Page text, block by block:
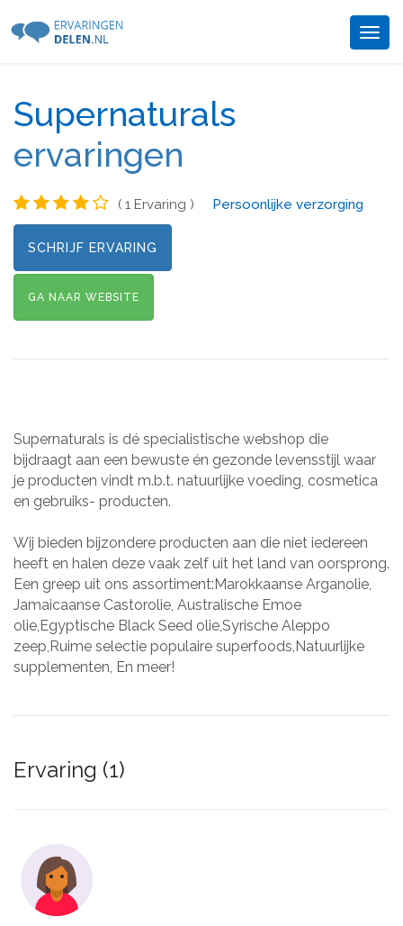
Supernaturals
ervaringen
( 1 Ervaring ) Persoonlijke verzorging
SCHRIJF ERVARING
GA NAAR WEBSITE
Supernaturals is dé specialistische webshop die
bijdraagt aan een bewuste én gezonde levensstijl waar
je producten vindt m.b.t. natuurlijke voeding, cosmetica
en gebruiks- producten.
Wij bieden bijzondere producten aan die niet iedereen
heeft en halen deze vaak zelf uit het land van oorsprong.
Een greep uit ons assortiment:Marokkaanse Arganolie,
Jamaicaanse Castorolie, Australische Emoe
olie,Egyptische Black Seed olie,Syrische Aleppo
zeep,Ruime selectie populaire superfoods,Natuurlijke
supplementen, En meer!
Ervaring (1)